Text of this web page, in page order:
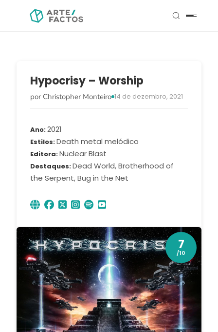
Hypocrisy – Worship
por Christopher Monteiro 14 de dezembro, 2021
Ano 2021
Estilos Death metal melódico
Editora Nuclear Blast
Destaques Dead World, Brotherhood of
the Serpent, Bug in the Net
7
/10